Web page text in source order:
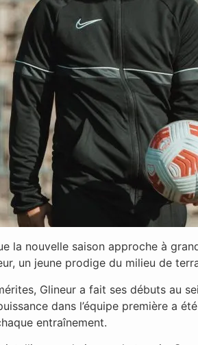
la nouvelle saison approche à
un jeune prodige du milieu de
Glineur a fait ses débuts au
dans l’équipe première a
entraînement.